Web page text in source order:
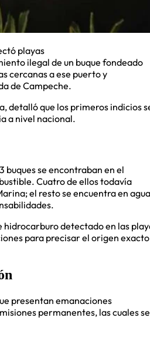
playas
ilegal de un buque fondeado
cercanas a ese puerto y
de Campeche.
detalló que los primeros indicios
a nivel nacional.
buques se encontraban en el
Cuatro de ellos todavía
el resto se encuentra en
detectado en las
para precisar el origen
presentan emanaciones
permanentes, las cuales se